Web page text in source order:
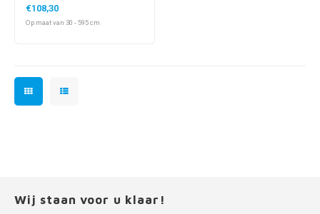
€108,30
Op maat van 30 - 595 cm
Wij staan voor u klaar!